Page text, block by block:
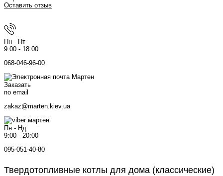
Оставить отзыв
Пн - Пт
9:00 - 18:00
068-046-96-00
Заказать
по email
zakaz@marten.kiev.ua
Пн - Нд
9:00 - 20:00
095-051-40-80
Твердотопливные котлы для дома (классические)